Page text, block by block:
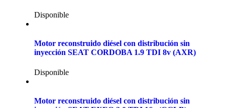
Disponible
Motor reconstruido diésel con distribución sin
inyección SEAT CORDOBA 1.9 TDI 8v (AXR)
Disponible
Motor reconstruido diésel con distribución sin